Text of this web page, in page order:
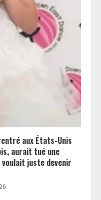
aux États-Unis
aurait tué une
juste devenir